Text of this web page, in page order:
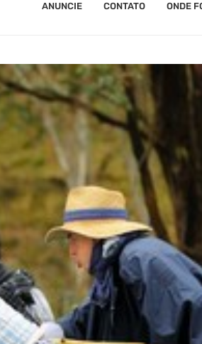
ANUNCIE CONTATO ONDE